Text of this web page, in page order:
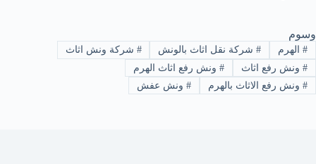
وسوم
#الهرم #شركة نقل اثاث بالونش # شركة ونش اثاث
#ونش رفع اثاث #ونش رفع اثاث الهرم
#ونش رفع الاثاث بالهرم #ونش عفش